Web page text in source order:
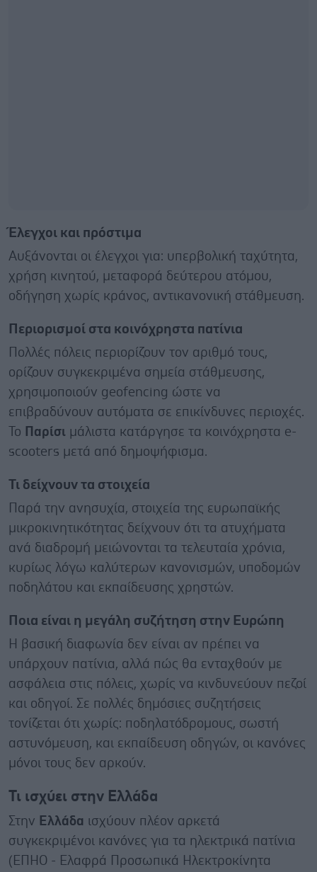
Έλεγχοι και πρόστιμα
Αυξάνονται οι έλεγχοι για: υπερβολική ταχύτητα,
χρήση κινητού, μεταφορά δεύτερου ατόμου,
οδήγηση χωρίς κράνος, αντικανονική στάθμευση.
Περιορισμοί στα κοινόχρηστα πατίνια
Πολλές πόλεις περιορίζουν τον αριθμό τους,
ορίζουν συγκεκριμένα σημεία στάθμευσης,
χρησιμοποιούν geofencing ώστε να
επιβραδύνουν αυτόματα σε επικίνδυνες περιοχές.
Το Παρίσι μάλιστα κατάργησε τα κοινόχρηστα e-
scooters μετά από δημοψήφισμα.
Τι δείχνουν τα στοιχεία
Παρά την ανησυχία, στοιχεία της ευρωπαϊκής
μικροκινητικότητας δείχνουν ότι τα ατυχήματα
ανά διαδρομή μειώνονται τα τελευταία χρόνια,
κυρίως λόγω καλύτερων κανονισμών, υποδομών
ποδηλάτου και εκπαίδευσης χρηστών.
Ποια είναι η μεγάλη συζήτηση στην Ευρώπη
Η βασική διαφωνία δεν είναι αν πρέπει να
υπάρχουν πατίνια, αλλά πώς θα ενταχθούν με
ασφάλεια στις πόλεις, χωρίς να κινδυνεύουν πεζοί
και οδηγοί. Σε πολλές δημόσιες συζητήσεις
τονίζεται ότι χωρίς: ποδηλατόδρομους, σωστή
αστυνόμευση, και εκπαίδευση οδηγών, οι κανόνες
μόνοι τους δεν αρκούν.
Τι ισχύει στην Ελλάδα
Στην Ελλάδα ισχύουν πλέον αρκετά
συγκεκριμένοι κανόνες για τα ηλεκτρικά πατίνια
(ΕΠΗΟ - Ελαφρά Προσωπικά Ηλεκτροκίνητα